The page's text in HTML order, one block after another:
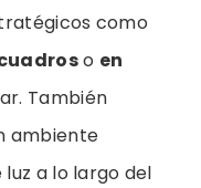
como
o en
También
ambiente
a lo largo del